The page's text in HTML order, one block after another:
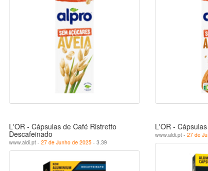
L'OR - Cápsulas de Café Ristretto
Descafeinado
www.aldi.pt - 27 de Junho de 2025- 3.39
L'OR -
www.aldi.pt - 27 de